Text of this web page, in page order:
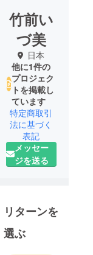
竹前い
づ美
日本
他に1件の
プロジェク
トを掲載し
ています
特定商取引
法に基づく
表記
メッセー
ジを送る
リターンを
選ぶ